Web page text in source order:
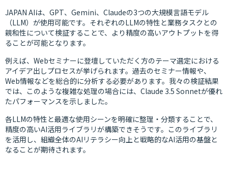
JAPAN AIは、GPT、Gemini、Claudeの3つの大規模言語モデル
（LLM）が使用可能です。それぞれのLLMの特性と業務タスクとの
親和性について検証することで、より精度の高いアウトプットを得
ることが可能となります。
例えば、Webセミナーに登壇していただく方のテーマ選定における
アイデア出しプロセスが挙げられます。過去のセミナー情報や、
Web情報などを総合的に分析する必要があります。我々の検証結果
では、このような複雑な処理の場合には、Claude 3.5 Sonnetが優れ
たパフォーマンスを示しました。
各LLMの特性と最適な使用シーンを明確に整理・分類することで、
精度の高いAI活用ライブラリが構築できそうです。このライブラリ
を活用し、組織全体のAIリテラシー向上と戦略的なAI活用の基盤と
なることが期待されます。